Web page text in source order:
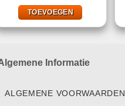
€8,99. €4,95.
TOEVOEGEN
Informatie
ALGEMENE VOORWAARDEN